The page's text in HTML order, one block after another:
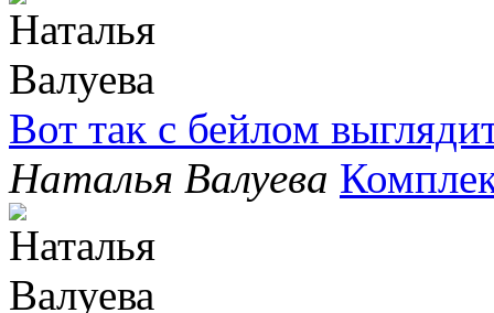
Вот так с бейлом
Наталья Валуева